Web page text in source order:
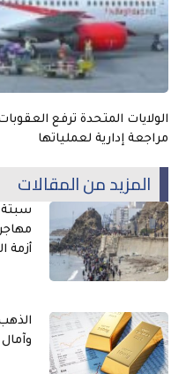
الولايات المتحدة ترفع
مراجعة إدارية لعملياتها
المزيد من المقالات
سبتة
أزمة